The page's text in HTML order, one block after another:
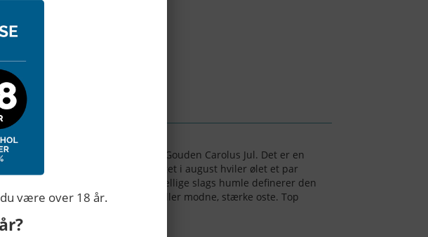
være over 18 år.
traditionen genoprettet med Gouden Carolus Jul. Det er en
på 10,5% alc.vol. Brygget i august hviler ølet et par
urter og krydderier og tre forskellige slags humle definerer den
kombination med vilde, stews eller modne, stærke oste. Top